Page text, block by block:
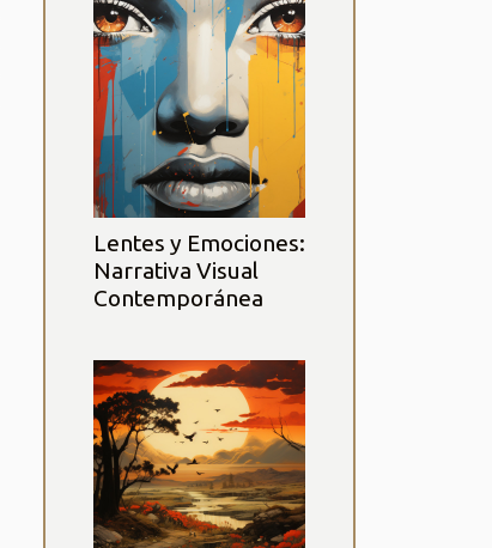
Lentes y Emociones:
Narrativa Visual
Contemporánea